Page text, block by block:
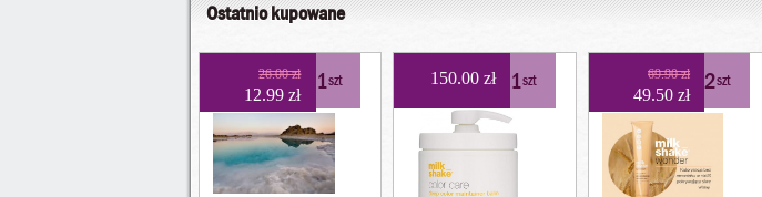
Ostatnio kupowane
26.00 zł
12.99 zł 1szt 150.00 zł 1szt 69.90 zł
49.50 zł 2szt